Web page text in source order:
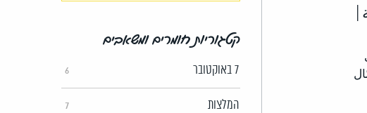
קטגוריות חומרים ומשאבים
7 באוקטובר 6
המלצות 7